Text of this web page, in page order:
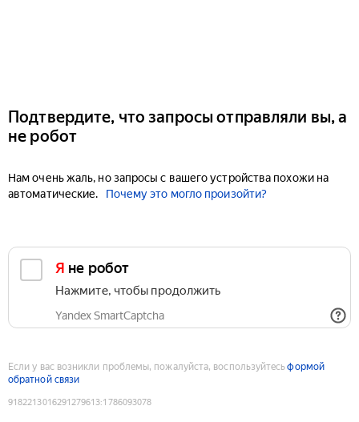
Подтвердите, что запросы отправляли вы, а
не робот
Нам очень жаль, но запросы с вашего устройства похожи на
автоматические.
Почему это могло произойти?
Я не робот
Нажмите, чтобы продолжить
Yandex SmartCaptcha
Если у вас возникли проблемы, пожалуйста, воспользуйтесьформой
обратной связи
9182213016291279613:1786093078